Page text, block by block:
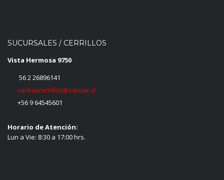
SUCURSALES / CERRILLOS
Vista Hermosa 9750
56 2 26896141
ventascerrillos@sancar.cl
+56 9 64545601
Horario de Atención:
Lun a Vie: 8:30 a 17:00 hrs.